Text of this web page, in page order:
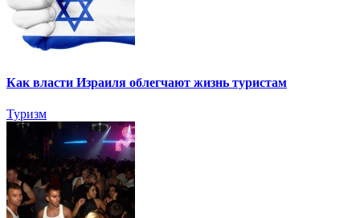
Как власти Израиля облегчают жизнь туристам
Туризм